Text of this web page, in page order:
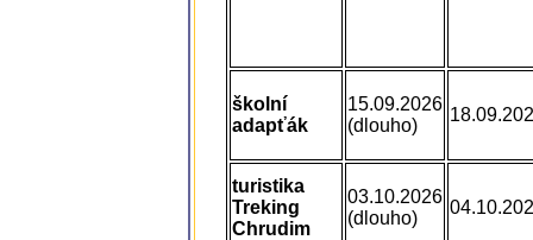
školní
adapťák
15.09.2026
(dlouho)
turistika
Treking
Chrudim
03.10.2026
(dlouho)